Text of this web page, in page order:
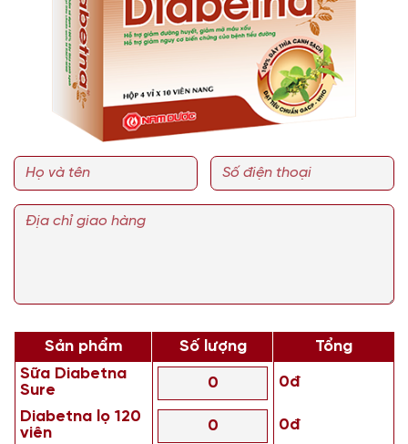
Sản phẩm
Sữa Diabetna
Sure
Diabetna lọ 120
viên
Số lượng Tổng
0đ
0đ